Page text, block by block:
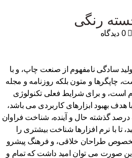
رنگی
0 دیدگاه
سادگی نامفهوم از صنعت چاپ، و با
چاپگرها و متون بلکه روزنامه و مجله
و برای شرایط فعلی تکنولوژی
هدف بهبود ابزارهای کاربردی می باشد،
گذشته حال و آینده، شناخت فراوان
با نرم افزارها شناخت بیشتری را
طراحان خلاقی، و فرهنگ پیشرو
صورت می توان امید داشت که تمام و